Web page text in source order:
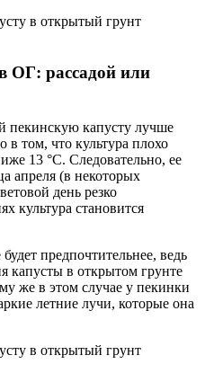
ОГ: рассадой или
пекинскую капусту лучше
в том, что культура плохо
13 °С. Следовательно, ее
апреля (в некоторых
день резко
культура становится
предпочтительнее, ведь
капусты в открытом грунте
же в этом случае у пекинки
летние лучи, которые она